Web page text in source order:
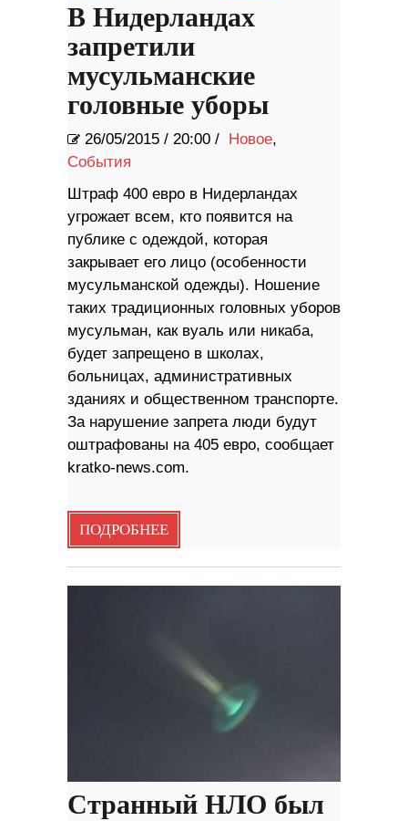
В Нидерландах
запретили
мусульманские
головные уборы
26/05/2015 / 20:00 / Новое,
События
Штраф 400 евро в Нидерландах
угрожает всем, кто появится на
публике с одеждой, которая
закрывает его лицо (особенности
мусульманской одежды). Ношение
таких традиционных головных уборов
мусульман, как вуаль или никаба,
будет запрещено в школах,
больницах, административных
зданиях и общественном транспорте.
За нарушение запрета люди будут
оштрафованы на 405 евро, сообщает
kratko-news.com.
ПОДРОБНЕЕ
Странный НЛО был